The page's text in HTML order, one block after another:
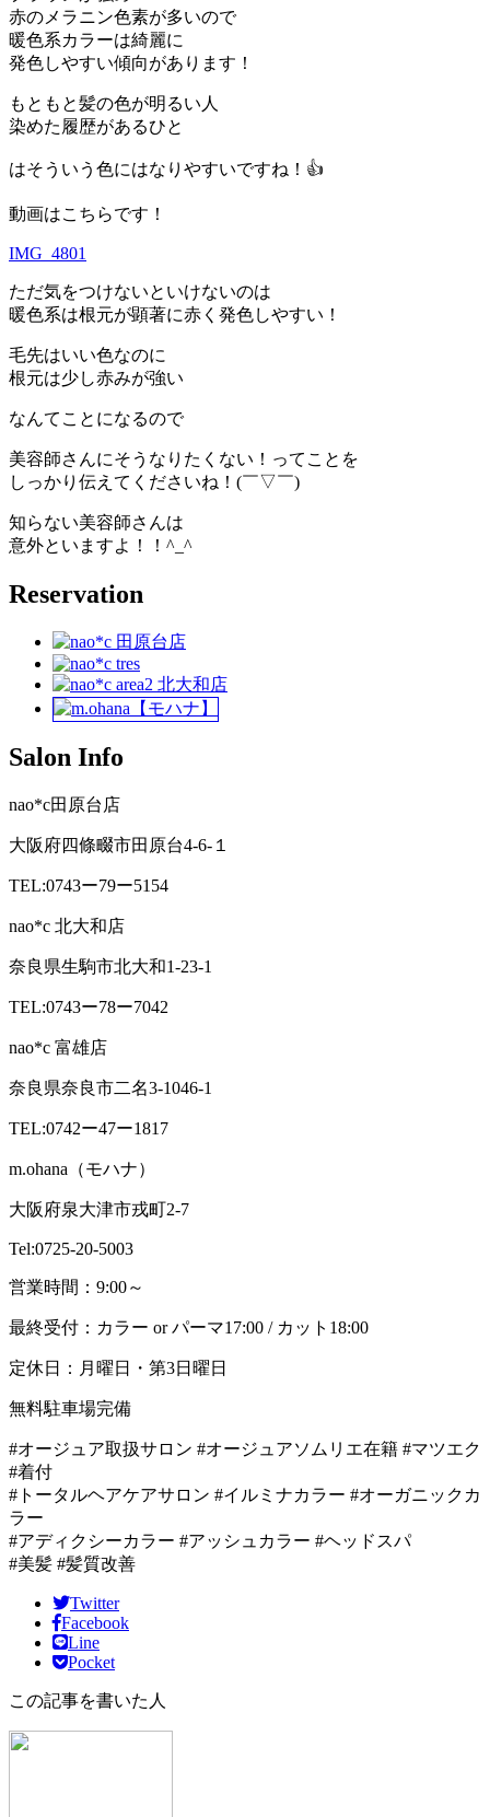
赤のメラニン色素が多いので
暖色系カラーは綺麗に
発色しやすい傾向があります！
もともと髪の色が明るい人
染めた履歴があるひと
はそういう色にはなりやすいですね！👍
動画はこちらです！
IMG_4801
ただ気をつけないといけないのは
暖色系は根元が顕著に赤く発色しやすい！
毛先はいい色なのに
根元は少し赤みが強い
なんてことになるので
美容師さんにそうなりたくない！ってことを
しっかり伝えてくださいね！(￣▽￣)
知らない美容師さんは
意外といますよ！！^_^
Reservation
Salon Info
nao*c田原台店
大阪府四條畷市田原台4-6-１
TEL:0743ー79ー5154
nao*c 北大和店
奈良県生駒市北大和1-23-1
TEL:0743ー78ー7042
nao*c 富雄店
奈良県奈良市二名3-1046-1
TEL:0742ー47ー1817
m.ohana（モハナ）
大阪府泉大津市戎町2-7
Tel:0725-20-5003
営業時間：9:00～
最終受付：カラー or パーマ17:00 / カット18:00
定休日：月曜日・第3日曜日
無料駐車場完備
#オージュア取扱サロン #オージュアソムリエ在籍 #マツエク
#着付
#トータルヘアケアサロン #イルミナカラー #オーガニックカ
ラー
#アディクシーカラー #アッシュカラー #ヘッドスパ
#美髪 #髪質改善
Twitter
Facebook
Line
Pocket
この記事を書いた人